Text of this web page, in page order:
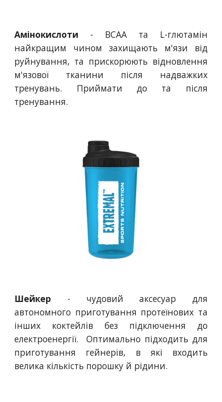
Амінокислоти - ВСАА та L-глютамін
найкращим чином захищають м'язи від
руйнування, та прискорюють відновлення
м'язової тканини після надважких
тренувань. Приймати до та після
тренування.
Шейкер - чудовий аксесуар для
автономного приготування протеїнових та
інших коктейлів без підключення до
електроенергії. Оптимально підходить для
приготування гейнерів, в які входить
велика кількість порошку й рідини.